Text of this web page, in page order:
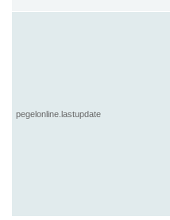
pegelonline.lastupdate